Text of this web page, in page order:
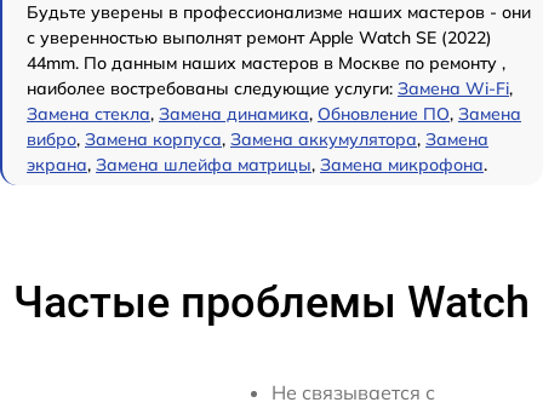
Будьте уверены в профессионализме наших мастеров - они
с уверенностью выполнят ремонт Apple Watch SE (2022)
44mm. По данным наших мастеров в Москве по ремонту ,
наиболее востребованы следующие услуги: Замена Wi-Fi,
Замена стекла, Замена динамика, Обновление ПО, Замена
вибро, Замена корпуса, Замена аккумулятора, Замена
экрана, Замена шлейфа матрицы, Замена микрофона.
Частые проблемы Watch
Не связывается с